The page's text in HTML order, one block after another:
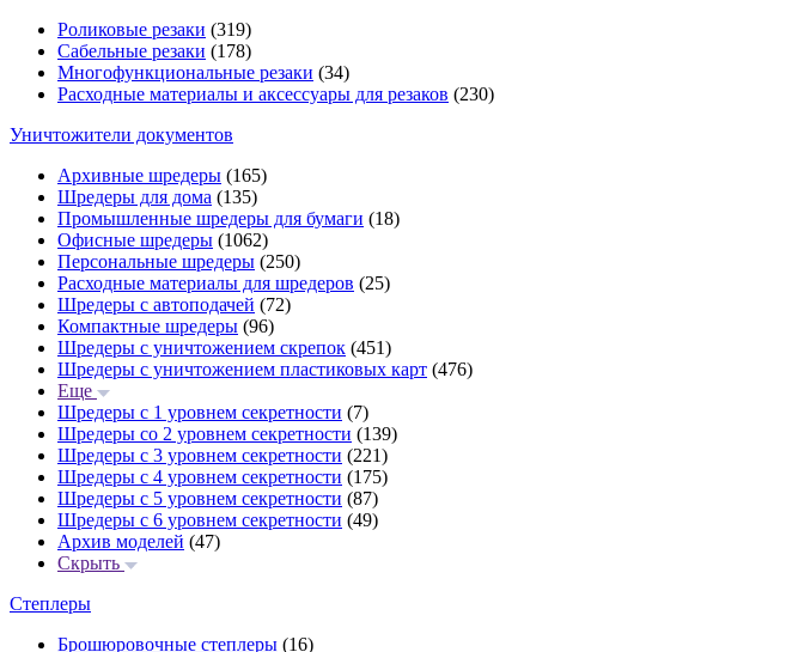
Роликовые резаки (319)
Сабельные резаки (178)
Многофункциональные резаки (34)
Расходные материалы и аксессуары для резаков (230)
Уничтожители документов
Архивные шредеры (165)
Шредеры для дома (135)
Промышленные шредеры для бумаги (18)
Офисные шредеры (1062)
Персональные шредеры (250)
Расходные материалы для шредеров (25)
Шредеры с автоподачей (72)
Компактные шредеры (96)
Шредеры с уничтожением скрепок (451)
Шредеры с уничтожением пластиковых карт (476)
Еще
Шредеры с 1 уровнем секретности (7)
Шредеры со 2 уровнем секретности (139)
Шредеры с 3 уровнем секретности (221)
Шредеры с 4 уровнем секретности (175)
Шредеры с 5 уровнем секретности (87)
Шредеры с 6 уровнем секретности (49)
Архив моделей (47)
Скрыть
Степлеры
Брошюровочные степлеры (16)